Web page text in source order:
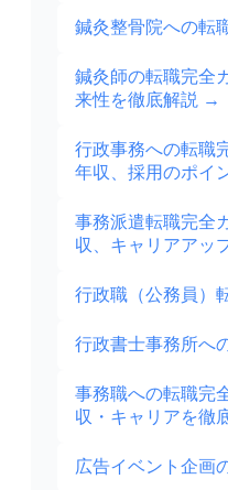
鍼灸整骨院への転
鍼灸師の転職完全
来性を徹底解説 →
行政事務への転職
年収、採用のポイ
事務派遣転職完全
収、キャリアアッ
行政職（公務員）
行政書士事務所へ
事務職への転職完
収・キャリアを徹
広告イベント企画